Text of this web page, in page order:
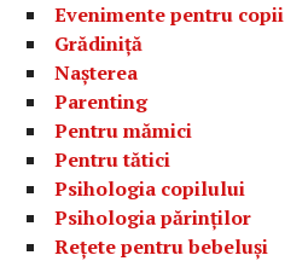
Evenimente pentru copii
Grădiniță
Nașterea
Parenting
Pentru mămici
Pentru tătici
Psihologia copilului
Psihologia părinților
Rețete pentru bebeluși